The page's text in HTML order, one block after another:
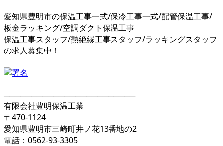
愛知県豊明市の保温工事一式/保冷工事一式/配管保温工事/
板金ラッキング/空調ダクト保温工事
保温工事スタッフ/熱絶縁工事スタッフ/ラッキングスタッフ
の求人募集中！
────────────────────────
有限会社豊明保温工業
〒470-1124
愛知県豊明市三崎町井ノ花13番地の2
電話：0562-93-3305